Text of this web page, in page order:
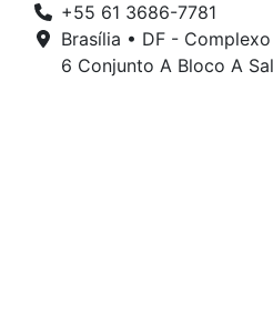
+55 61 3686-7781
Brasília • DF -
6 Conjunto A Bloco A